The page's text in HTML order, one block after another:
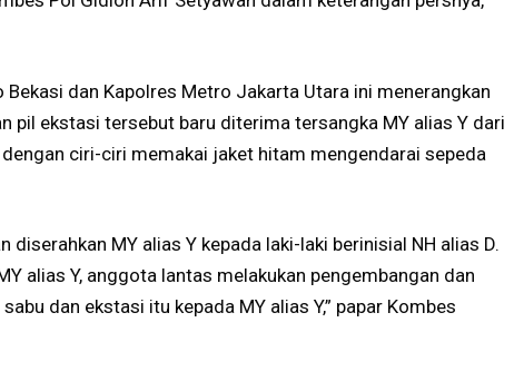
dan Kapolres Metro Jakarta Utara ini menerangkan
pil ekstasi tersebut baru diterima tersangka MY alias Y dari
ciri-ciri memakai jaket hitam mengendarai sepeda
diserahkan MY alias Y kepada laki-laki berinisial NH alias D.
alias Y, anggota lantas melakukan pengembangan dan
dan ekstasi itu kepada MY alias Y,” papar Kombes